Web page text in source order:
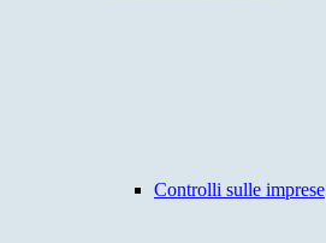
Controlli sulle imprese